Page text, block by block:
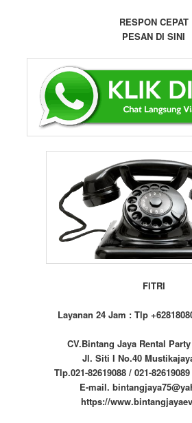
RESPON CEPAT
PESAN DI SINI
FITRI
Layanan 24 Jam : Tlp
CV.Bintang Jaya Rental
Jl. Siti I No.40
Tlp.021-82619088 / 021-
E-mail.
https://